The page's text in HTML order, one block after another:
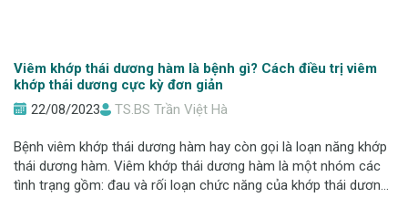
Viêm khớp thái dương hàm là bệnh gì? Cách điều trị viêm
khớp thái dương cực kỳ đơn giản
22/08/2023
TS.BS Trần Việt Hà
Bệnh viêm khớp thái dương hàm hay còn gọi là loạn năng khớp
thái dương hàm. Viêm khớp thái dương hàm là một nhóm các
tình trạng gồm: đau và rối loạn chức năng của khớp thái dương